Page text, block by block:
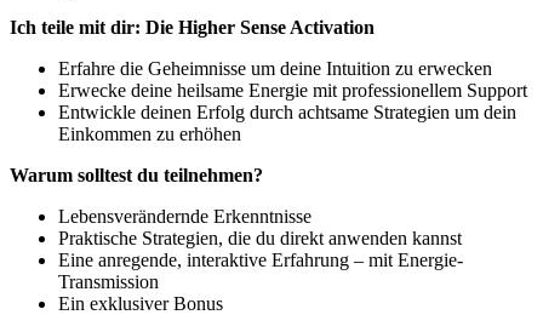
Ich teile mit dir: Die Higher Sense Activation
Erfahre die Geheimnisse um deine Intuition zu erwecken
Erwecke deine heilsame Energie mit professionellem Support
Entwickle deinen Erfolg durch achtsame Strategien um dein
Einkommen zu erhöhen
Warum solltest du teilnehmen?
Lebensverändernde Erkenntnisse
Praktische Strategien, die du direkt anwenden kannst
Eine anregende, interaktive Erfahrung – mit Energie-
Transmission
Ein exklusiver Bonus